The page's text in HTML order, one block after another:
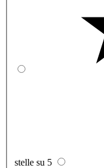
stelle su 5